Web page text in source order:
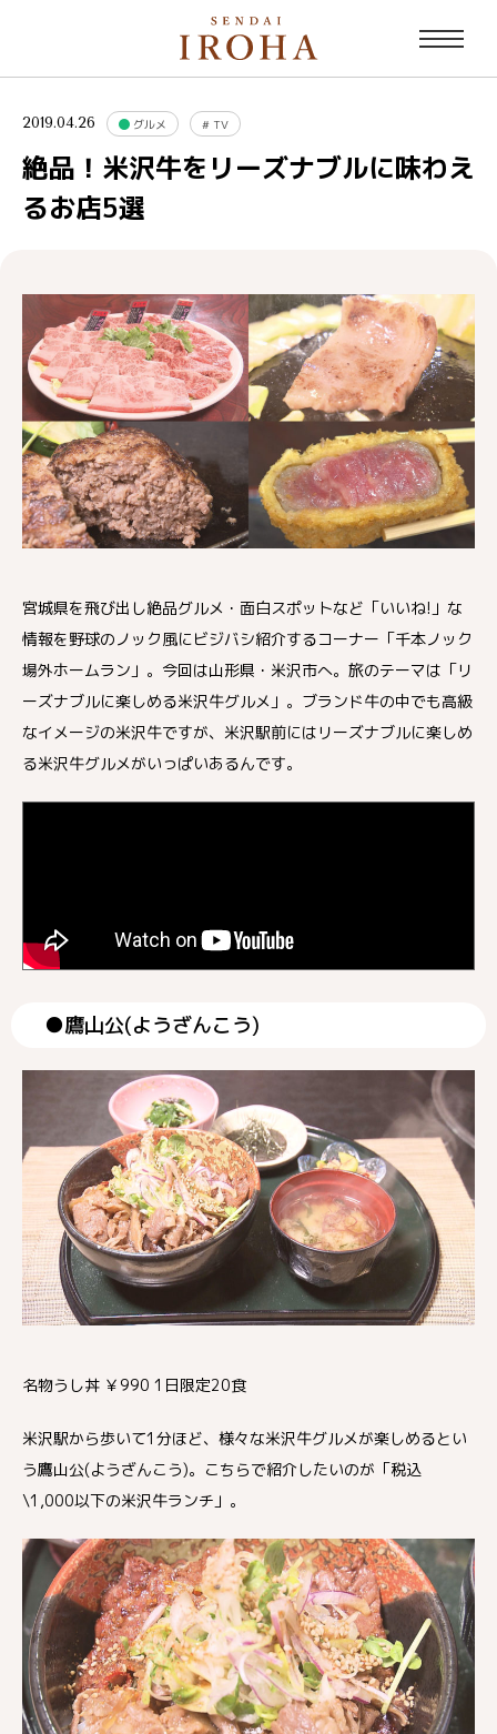
2019.04.26 グルメ # TV
絶品！米沢牛をリーズナブルに味わえ
るお店5選
宮城県を飛び出し絶品グルメ・面白スポットなど「いいね!」な
情報を野球のノック風にビジバシ紹介するコーナー「千本ノック
場外ホームラン」。今回は山形県・米沢市へ。旅のテーマは「リ
ーズナブルに楽しめる米沢牛グルメ」。ブランド牛の中でも高級
なイメージの米沢牛ですが、米沢駅前にはリーズナブルに楽しめ
る米沢牛グルメがいっぱいあるんです。
●鷹山公(ようざんこう)
名物うし丼 ￥990 1日限定20食
米沢駅から歩いて1分ほど、様々な米沢牛グルメが楽しめるとい
う鷹山公(ようざんこう)。こちらで紹介したいのが「税込
\1,000以下の米沢牛ランチ」。